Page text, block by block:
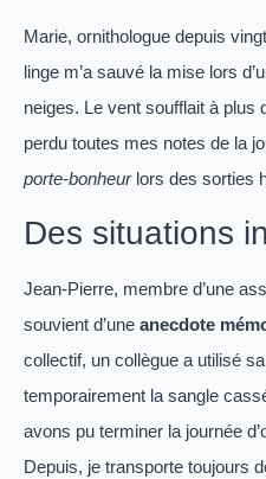
Marie, ornithologue depuis
linge m’a sauvé la mise lors
neiges. Le vent soufflait à plus
perdu toutes mes notes de la
porte-bonheurlors des sorties
Des situations
Jean-Pierre, membre d’une
souvient d’une anecdote
collectif, un collègue a utilisé
temporairement la sangle
avons pu terminer la journée
Depuis, je transporte toujours